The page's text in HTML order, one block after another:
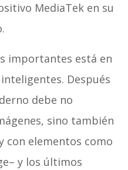
MediaTek en su
importantes está en
Después
debe no
sino también
con elementos como
y los últimos